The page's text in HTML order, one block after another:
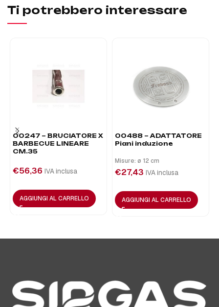
Ti potrebbero interessare
00247 – BRUCIATORE X
BARBECUE LINEARE
CM.35
€56,36 IVA inclusa
AGGIUNGI AL CARRELLO
00488 – ADATTATORE
Piani induzione
Misure: ø 12 cm
€27,43 IVA inclusa
AGGIUNGI AL CARRELLO